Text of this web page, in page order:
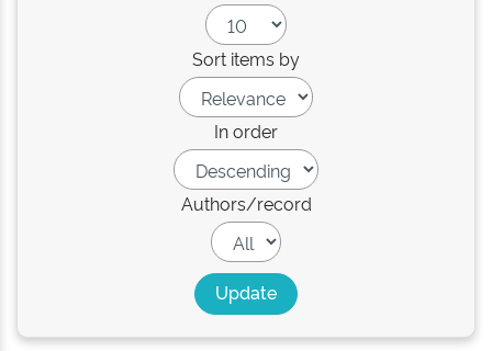
Sort items by
In order
Authors/record